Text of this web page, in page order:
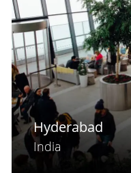
Hyderabad
India